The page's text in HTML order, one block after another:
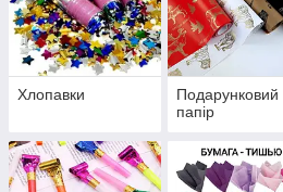
Хлопавки
Подарунковий
папір